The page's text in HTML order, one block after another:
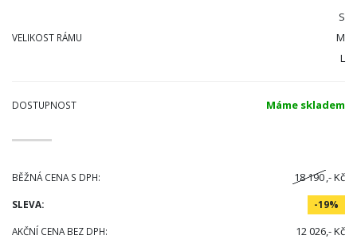
VELIKOST RÁMU
S
M
L
DOSTUPNOST Máme skladem
BĚŽNÁ CENA S DPH: 18 190,- Kč
SLEVA: -19%
AKČNÍ CENA BEZ DPH: 12 026,- Kč